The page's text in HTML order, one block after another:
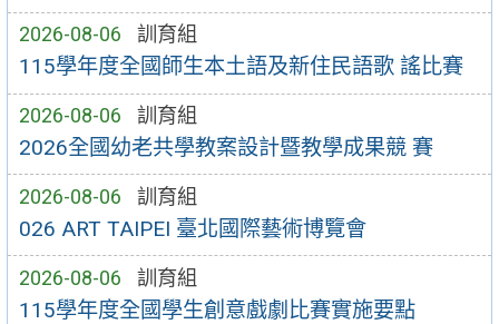
2026-08-06 訓育組
115學年度全國師生本土語及新住民語歌 謠比賽
2026-08-06 訓育組
2026全國幼老共學教案設計暨教學成果競 賽
2026-08-06 訓育組
026 ART TAIPEI 臺北國際藝術博覽會
2026-08-06 訓育組
115學年度全國學生創意戲劇比賽實施要點